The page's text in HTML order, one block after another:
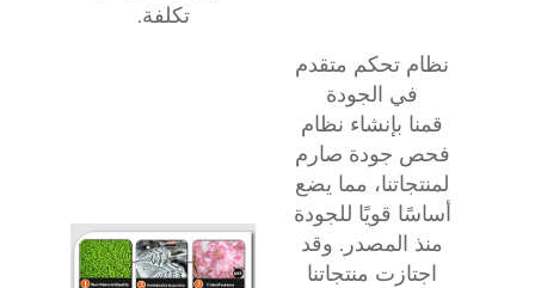
تكلفة.
نظام تحكم متقدم
في الجودة
قمنا بإنشاء نظام
فحص جودة صارم
لمنتجاتنا، مما يضع
أساسًا قويًا للجودة
منذ المصدر. وقد
اجتازت منتجاتنا